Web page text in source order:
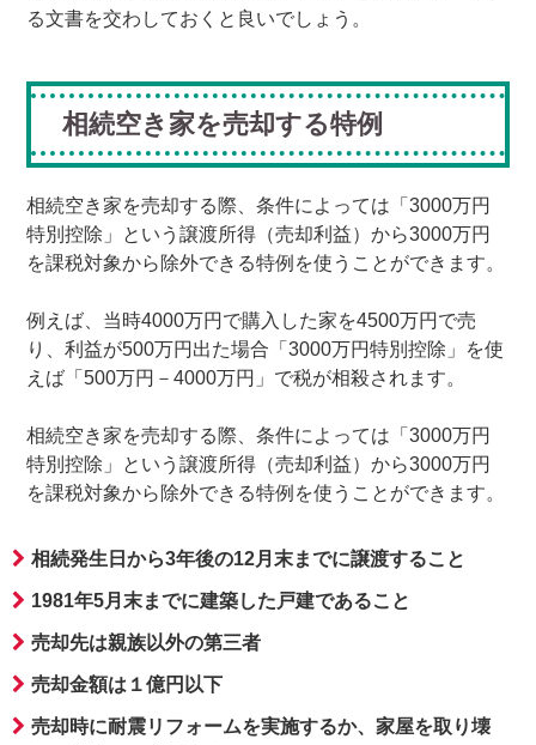
る文書を交わしておくと良いでしょう。
相続空き家を売却する特例
相続空き家を売却する際、条件によっては「3000万円
特別控除」という譲渡所得（売却利益）から3000万円
を課税対象から除外できる特例を使うことができます。
例えば、当時4000万円で購入した家を4500万円で売
り、利益が500万円出た場合「3000万円特別控除」を使
えば「500万円－4000万円」で税が相殺されます。
相続空き家を売却する際、条件によっては「3000万円
特別控除」という譲渡所得（売却利益）から3000万円
を課税対象から除外できる特例を使うことができます。
相続発生日から3年後の12月末までに譲渡すること
1981年5月末までに建築した戸建であること
売却先は親族以外の第三者
売却金額は１億円以下
売却時に耐震リフォームを実施するか、家屋を取り壊